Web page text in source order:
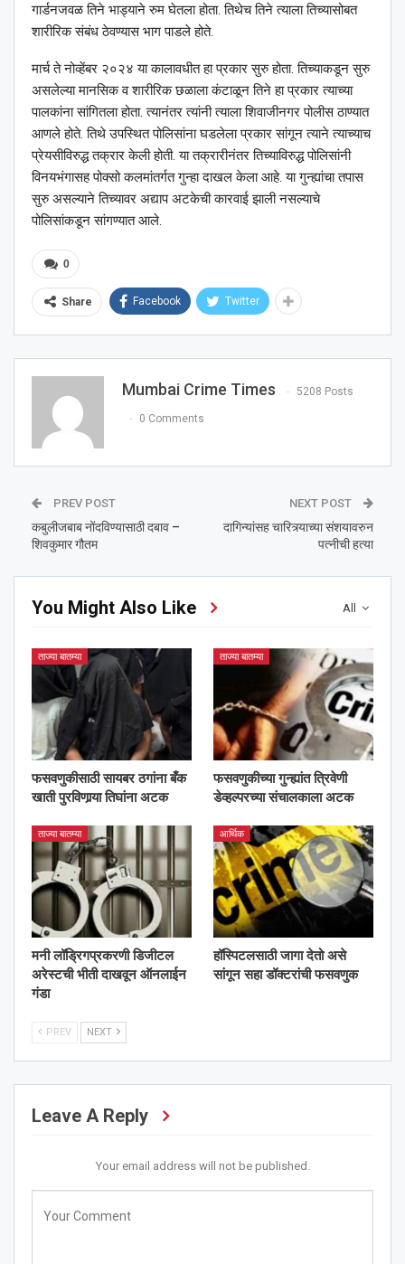
गार्डनजवळ तिने भाड्याने रुम घेतला होता. तिथेच तिने त्याला तिच्यासोबत
शारीरिक संबंध ठेवण्यास भाग पाडले होते.
मार्च ते नोव्हेंबर २०२४ या कालावधीत हा प्रकार सुरु होता. तिच्याकडून सुरु
असलेल्या मानसिक व शारीरिक छळाला कंटाळून तिने हा प्रकार त्याच्या
पालकांना सांगितला होता. त्यानंतर त्यांनी त्याला शिवाजीनगर पोलीस ठाण्यात
आणले होते. तिथे उपस्थित पोलिसांना घडलेला प्रकार सांगून त्याने त्याच्याच
प्रेयसीविरुद्ध तक्रार केली होती. या तक्रारीनंतर तिच्याविरुद्ध पोलिसांनी
विनयभंगासह पोक्सो कलमांतर्गत गुन्हा दाखल केला आहे. या गुन्ह्यांचा तपास
सुरु असल्याने तिच्यावर अद्याप अटकेची कारवाई झाली नसल्याचे
पोलिसांकडून सांगण्यात आले.
0
Share Facebook Twitter
Mumbai Crime Times 5208 Posts
0 Comments
PREV POST
कबुलीजबाब नोंदविण्यासाठी दबाव –
शिवकुमार गौतम
NEXT POST
दागिन्यांसह चारित्र्याच्या संशयावरुन
पत्नीची हत्या
All
You Might Also Like
ताज्या बातम्या
फसवणुकीसाठी सायबर ठगांना बँक
खाती पुरविणार्‍या तिघांना अटक
ताज्या बातम्या
फसवणुकीच्या गुन्ह्यांत त्रिवेणी
डेव्हल्परच्या संचालकाला अटक
ताज्या बातम्या
मनी लॉड्रिगप्रकरणी डिजीटल
अरेस्टची भीती दाखवून ऑनलाईन
गंडा
आर्थिक
हॉस्पिटलसाठी जागा देतो असे
सांगून सहा डॉक्टरांची फसवणुक
PREV NEXT
Leave A Reply
Your email address will not be published.